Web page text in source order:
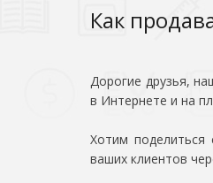
Как
Дорогие друзья,
в Интернете и на
Хотим
ваших клиентов